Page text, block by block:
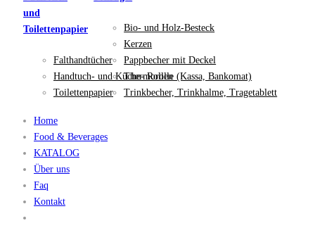
und
Toilettenpapier
Falthandtücher
Handtuch- und Küche- Rollen
Toilettenpapier
Bio- und Holz-Besteck
Kerzen
Pappbecher mit Deckel
Thermorolle (Kassa, Bankomat)
Trinkbecher, Trinkhalme, Tragetablett
Home
Food & Beverages
KATALOG
Über uns
Faq
Kontakt